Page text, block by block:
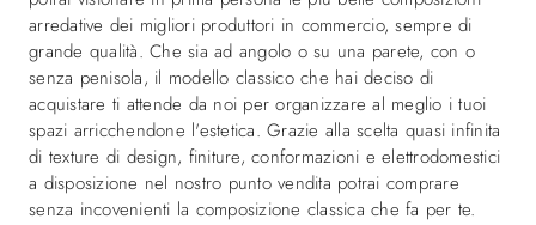
arredative dei migliori produttori in commercio, sempre di
grande qualità. Che sia ad angolo o su una parete, con o
senza penisola, il modello classico che hai deciso di
acquistare ti attende da noi per organizzare al meglio i tuoi
spazi arricchendone l'estetica. Grazie alla scelta quasi infinita
di texture di design, finiture, conformazioni e elettrodomestici
a disposizione nel nostro punto vendita potrai comprare
senza incovenienti la composizione classica che fa per te.